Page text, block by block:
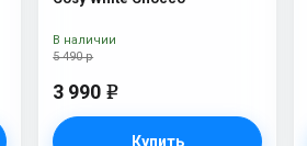
5 490 р
3 990 e
Купить
В наличии